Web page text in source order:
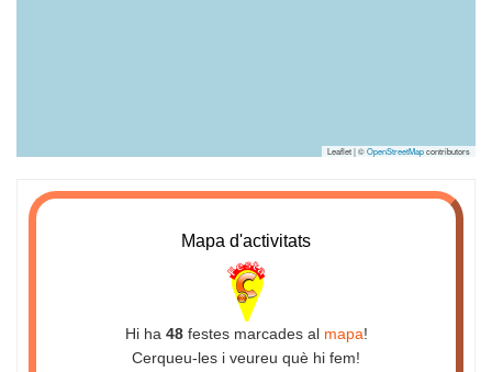
Leaflet | ©OpenStreetMapcontributors
Mapa d'activitats
Hi ha 48festes marcades al mapa!
Cerqueu-les i veureu què hi fem!